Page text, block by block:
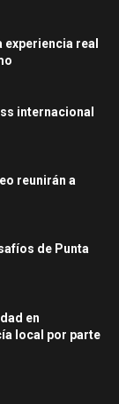
real
internacional
reunirán a
de Punta
en
local por parte